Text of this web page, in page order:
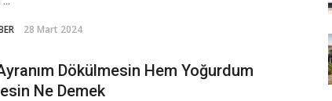
28 Mart 2024
Dökülmesin Hem Yoğurdum
Ne Demek